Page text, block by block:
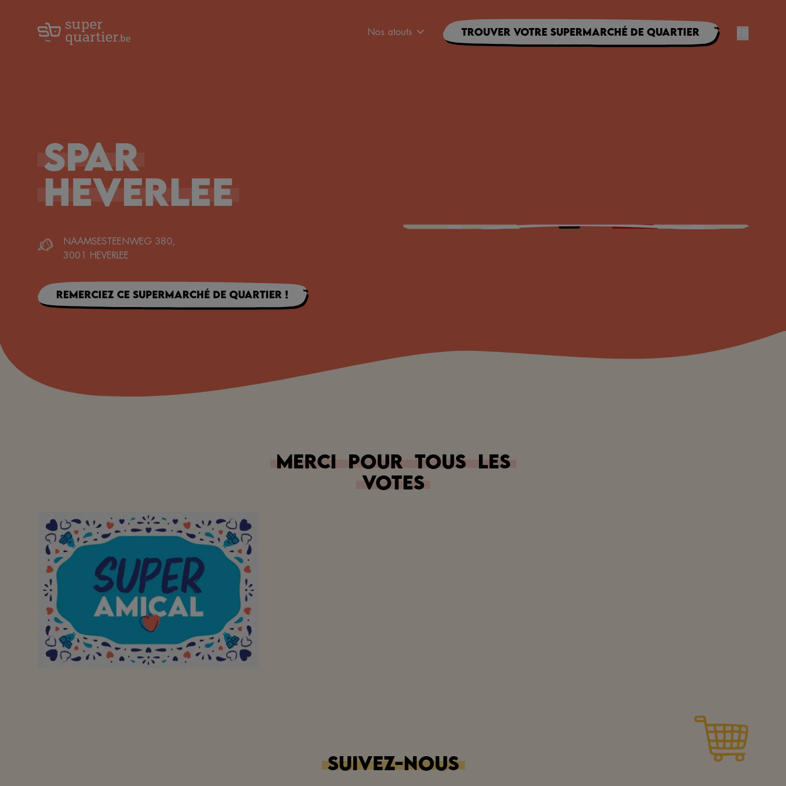
Nos atouts Trouver votre supermarché de quartier
Spar
Heverlee
NAAMSESTEENWEG 380,
3001 HEVERLEE
Remerciez ce supermarché de quartier !
Merci pour tous les
votes
SUIVEZ-NOUS